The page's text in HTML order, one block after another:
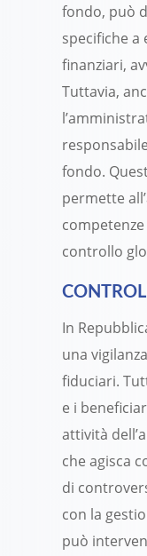
fondo, può
specifiche
finanziari,
Tuttavia,
fondo.
permette
controllo
In
una
fiduciari.
e i
attività
che agisca
di
con la
può